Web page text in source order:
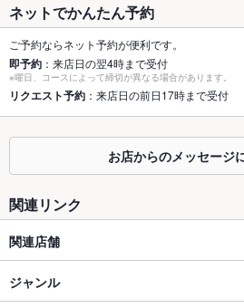
個室 あり ：詳しくは店舗までお問
座敷 なし
掘りごたつ あり ：詳しくは店舗までお問い
カウンター なし
ソファー あり
テラス席
貸切
ださい。
設備
ネットでかんたん予約
ご予約ならネット予約が便利です。
即予約 ：来店日の翌4時まで受付
※曜日、コースによって締切が異なる場合があります。
リクエスト予約 ：来店日の前日17時まで受付
お店からのメッセージ
関連リンク
関連店舗
三代目鳥メロ
ジャンル